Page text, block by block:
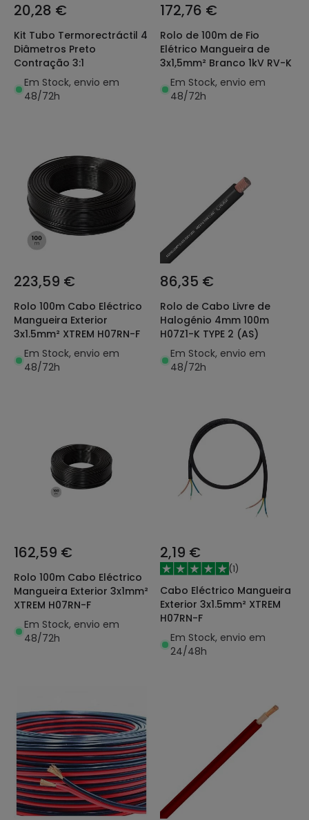
20,28 €
Kit Tubo Termorectráctil 4
Diâmetros Preto
Contração 3:1
Em Stock, envio em
48/72h
172,76 €
Rolo de 100m de Fio
Elétrico Mangueira de
3x1,5mm² Branco 1kV RV-K
Em Stock, envio em
48/72h
223,59 €
Rolo 100m Cabo Eléctrico
Mangueira Exterior
3x1.5mm² XTREM H07RN-F
Em Stock, envio em
48/72h
86,35 €
Rolo de Cabo Livre de
Halogénio 4mm 100m
H07Z1-K TYPE 2 (AS)
Em Stock, envio em
48/72h
162,59 €
Rolo 100m Cabo Eléctrico
Mangueira Exterior 3x1mm²
XTREM H07RN-F
Em Stock, envio em
48/72h
2,19 €
(1)
Cabo Eléctrico Mangueira
Exterior 3x1.5mm² XTREM
H07RN-F
Em Stock, envio em
24/48h